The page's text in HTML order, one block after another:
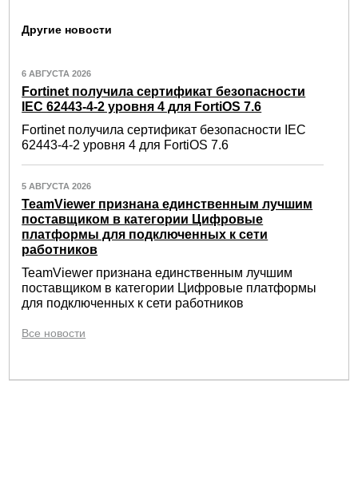
Другие новости
6 АВГУСТА 2026
Fortinet получила сертификат безопасности
IEC 62443-4-2 уровня 4 для FortiOS 7.6
Fortinet получила сертификат безопасности IEC
62443-4-2 уровня 4 для FortiOS 7.6
5 АВГУСТА 2026
TeamViewer признана единственным лучшим
поставщиком в категории Цифровые
платформы для подключенных к сети
работников
TeamViewer признана единственным лучшим
поставщиком в категории Цифровые платформы
для подключенных к сети работников
Все новости